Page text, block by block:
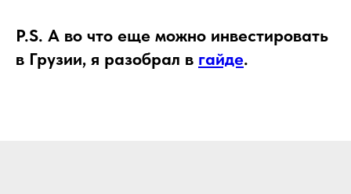
P.S. А во что еще можно инвестировать
в Грузии, я разобрал в гайде.